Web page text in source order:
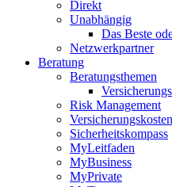
Direkt
Unabhängig
Das Beste
Netzwerkpartner
Beratung
Beratungsthemen
Risk Management
Sicherheitskompass
MyLeitfaden
MyBusiness
MyPrivate